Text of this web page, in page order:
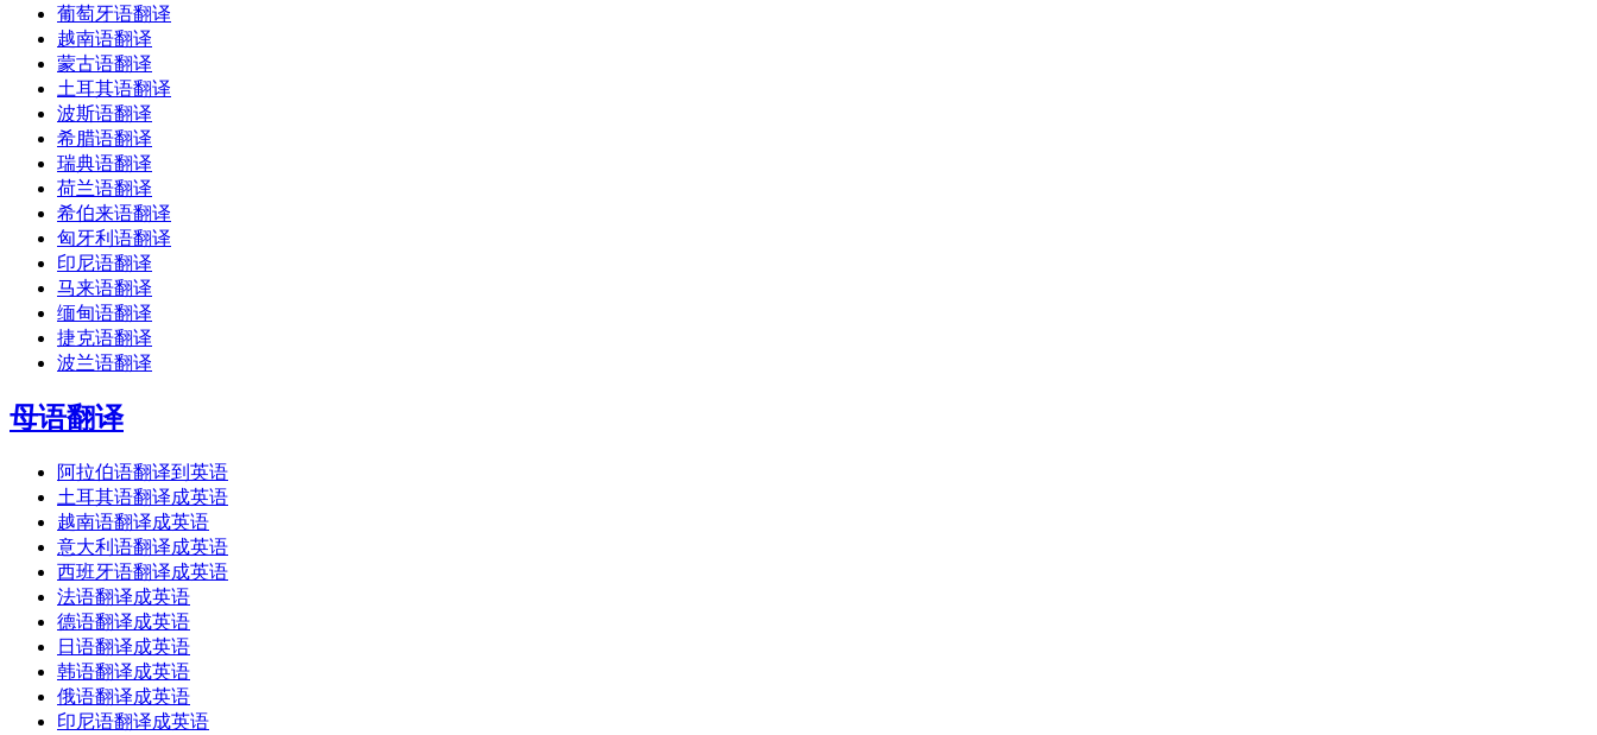
葡萄牙语翻译
越南语翻译
蒙古语翻译
土耳其语翻译
波斯语翻译
希腊语翻译
瑞典语翻译
荷兰语翻译
希伯来语翻译
匈牙利语翻译
印尼语翻译
马来语翻译
缅甸语翻译
捷克语翻译
波兰语翻译
母语翻译
阿拉伯语翻译到英语
土耳其语翻译成英语
越南语翻译成英语
意大利语翻译成英语
西班牙语翻译成英语
法语翻译成英语
德语翻译成英语
日语翻译成英语
韩语翻译成英语
俄语翻译成英语
印尼语翻译成英语